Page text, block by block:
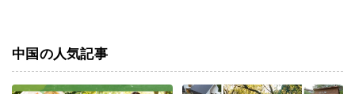
中国の人気記事